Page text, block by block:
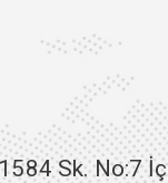
Sk. No:7 İç